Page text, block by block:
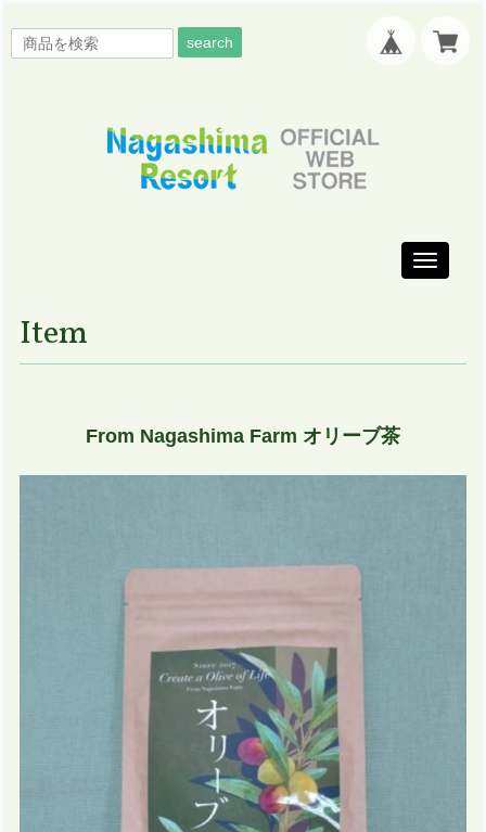
search
Toggle
Item
From Nagashima Farm オリーブ茶